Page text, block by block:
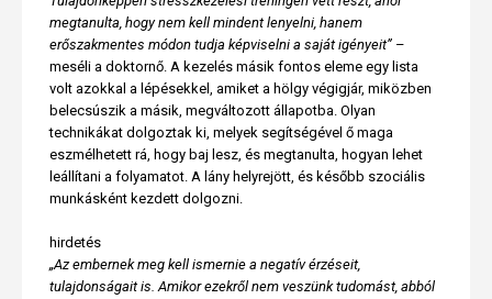
megtanulta, hogy nem kell mindent lenyelni, hanem
erőszakmentes módon tudja képviselni a saját igényeit” –
meséli a doktornő. A kezelés másik fontos eleme egy lista
volt azokkal a lépésekkel, amiket a hölgy végigjár, miközben
belecsúszik a másik, megváltozott állapotba. Olyan
technikákat dolgoztak ki, melyek segítségével ő maga
eszmélhetett rá, hogy baj lesz, és megtanulta, hogyan lehet
leállítani a folyamatot. A lány helyrejött, és később szociális
munkásként kezdett dolgozni.
hirdetés
„Az embernek meg kell ismernie a negatív érzéseit,
tulajdonságait is. Amikor ezekről nem veszünk tudomást, abból